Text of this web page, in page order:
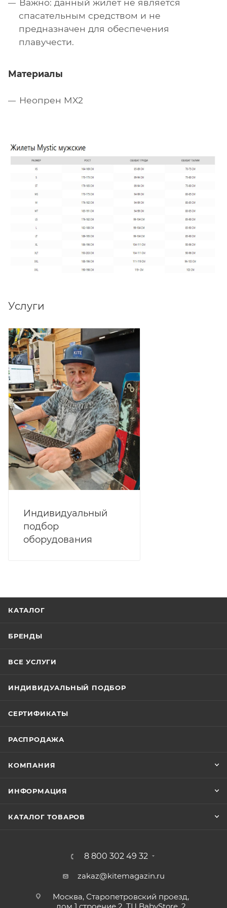
спасательным средством и не
предназначен для обеспечения
плавучести.
Материалы
Неопрен MX2
Услуги
Индивидуальный
подбор
оборудования
КАТАЛОГ
БРЕНДЫ
ВСЕ УСЛУГИ
ИНДИВИДУАЛЬНЫЙ ПОДБОР
СЕРТИФИКАТЫ
РАСПРОДАЖА
КОМПАНИЯ
ИНФОРМАЦИЯ
КАТАЛОГ ТОВАРОВ
8 800 302 49 32
zakaz@kitemagazin.ru
Москва, Старопетровский проезд,